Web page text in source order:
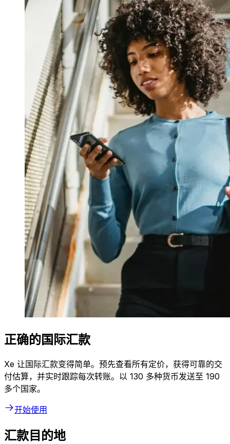
正确的国际汇款
Xe 让国际汇款变得简单。预先查看所有定价，获得可靠的交
付估算，并实时跟踪每次转账。以 130 多种货币发送至 190
多个国家。
开始使用
汇款目的地